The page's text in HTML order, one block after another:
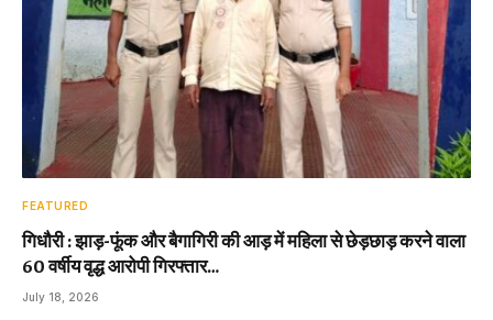
FEATURED
गिधौरी : झाड़-फूंक और बैगागिरी की आड़ में महिला से छेड़छाड़ करने वाला
60 वर्षीय वृद्ध आरोपी गिरफ्तार…
July 18, 2026